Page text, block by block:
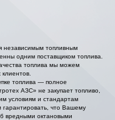
независимым топливным
одним поставщиком топлива.
топлива мы можем
топлива — полное
АЗС» не закупает топливо,
условиям и стандартам
что Вашему
вредными октановыми